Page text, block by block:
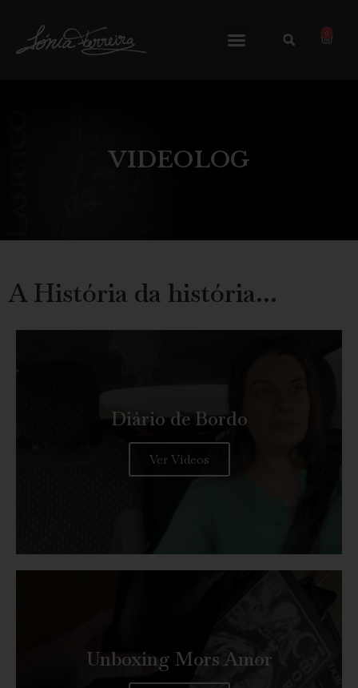
0
VIDEOLOG
A História da história...
Diário de Bordo
Ver Vídeos
Unboxing Mors Amor